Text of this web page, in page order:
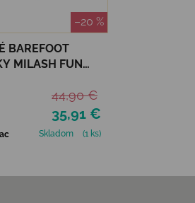
–20 %
BAREFOOT
MILASH FUN
35,91 €
44,90 €
Skladom
(1 ks)